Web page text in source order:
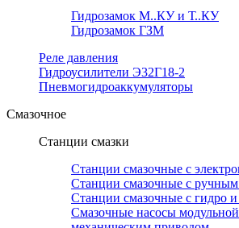
Гидрозамок М..КУ и Т..КУ
Гидрозамок ГЗМ
Реле давления
Гидроусилители Э32Г18-2
Пневмогидроаккумуляторы
Смазочное
Станции смазки
Станции смазочные с
Станции смазочные с
Станции смазочные с гидро
Смазочные насосы